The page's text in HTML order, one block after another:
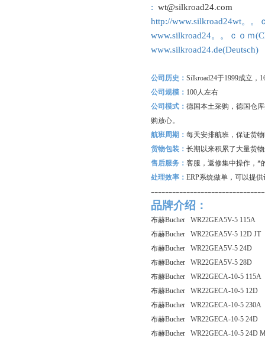
: wt@silkroad24.com
http://www.silkroad24wt。。
www.silkroad24。。ｃｏｍ
www.silkroad24.de(Deutsch)
公司历史： Silkroad24于1999成立，
公司规模： 100人左右
公司模式： 德国本土采购，德国仓
购放心。
航班周期： 每天安排航班，保证货
货物包装： 长期以来积累了大量货
售后服务： 客服，返修集中操作，*
处理效率： ERP系统做单，可以提
品牌介绍：
布赫Bucher WR22GEA5V-5 115A
布赫Bucher WR22GEA5V-5 12D JT
布赫Bucher WR22GEA5V-5 24D
布赫Bucher WR22GEA5V-5 28D
布赫Bucher WR22GECA-10-5 115A
布赫Bucher WR22GECA-10-5 12D
布赫Bucher WR22GECA-10-5 230A
布赫Bucher WR22GECA-10-5 24D
布赫Bucher WR22GECA-10-5 24D